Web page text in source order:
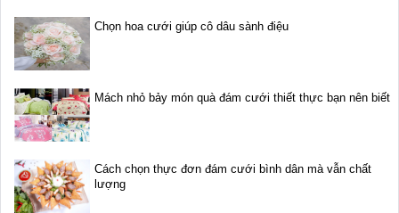
Chọn hoa cưới giúp cô dâu sành điệu
Mách nhỏ bảy món quà đám cưới thiết thực bạn nên biết
Cách chọn thực đơn đám cưới bình dân mà vẫn chất
lượng